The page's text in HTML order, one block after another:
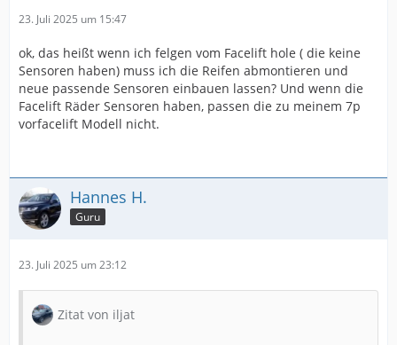
23. Juli 2025 um 15:47
ok, das heißt wenn ich felgen vom Facelift hole ( die keine
Sensoren haben) muss ich die Reifen abmontieren und
neue passende Sensoren einbauen lassen? Und wenn die
Facelift Räder Sensoren haben, passen die zu meinem 7p
vorfacelift Modell nicht.
Hannes H.
Guru
23. Juli 2025 um 23:12
Zitat von iljat